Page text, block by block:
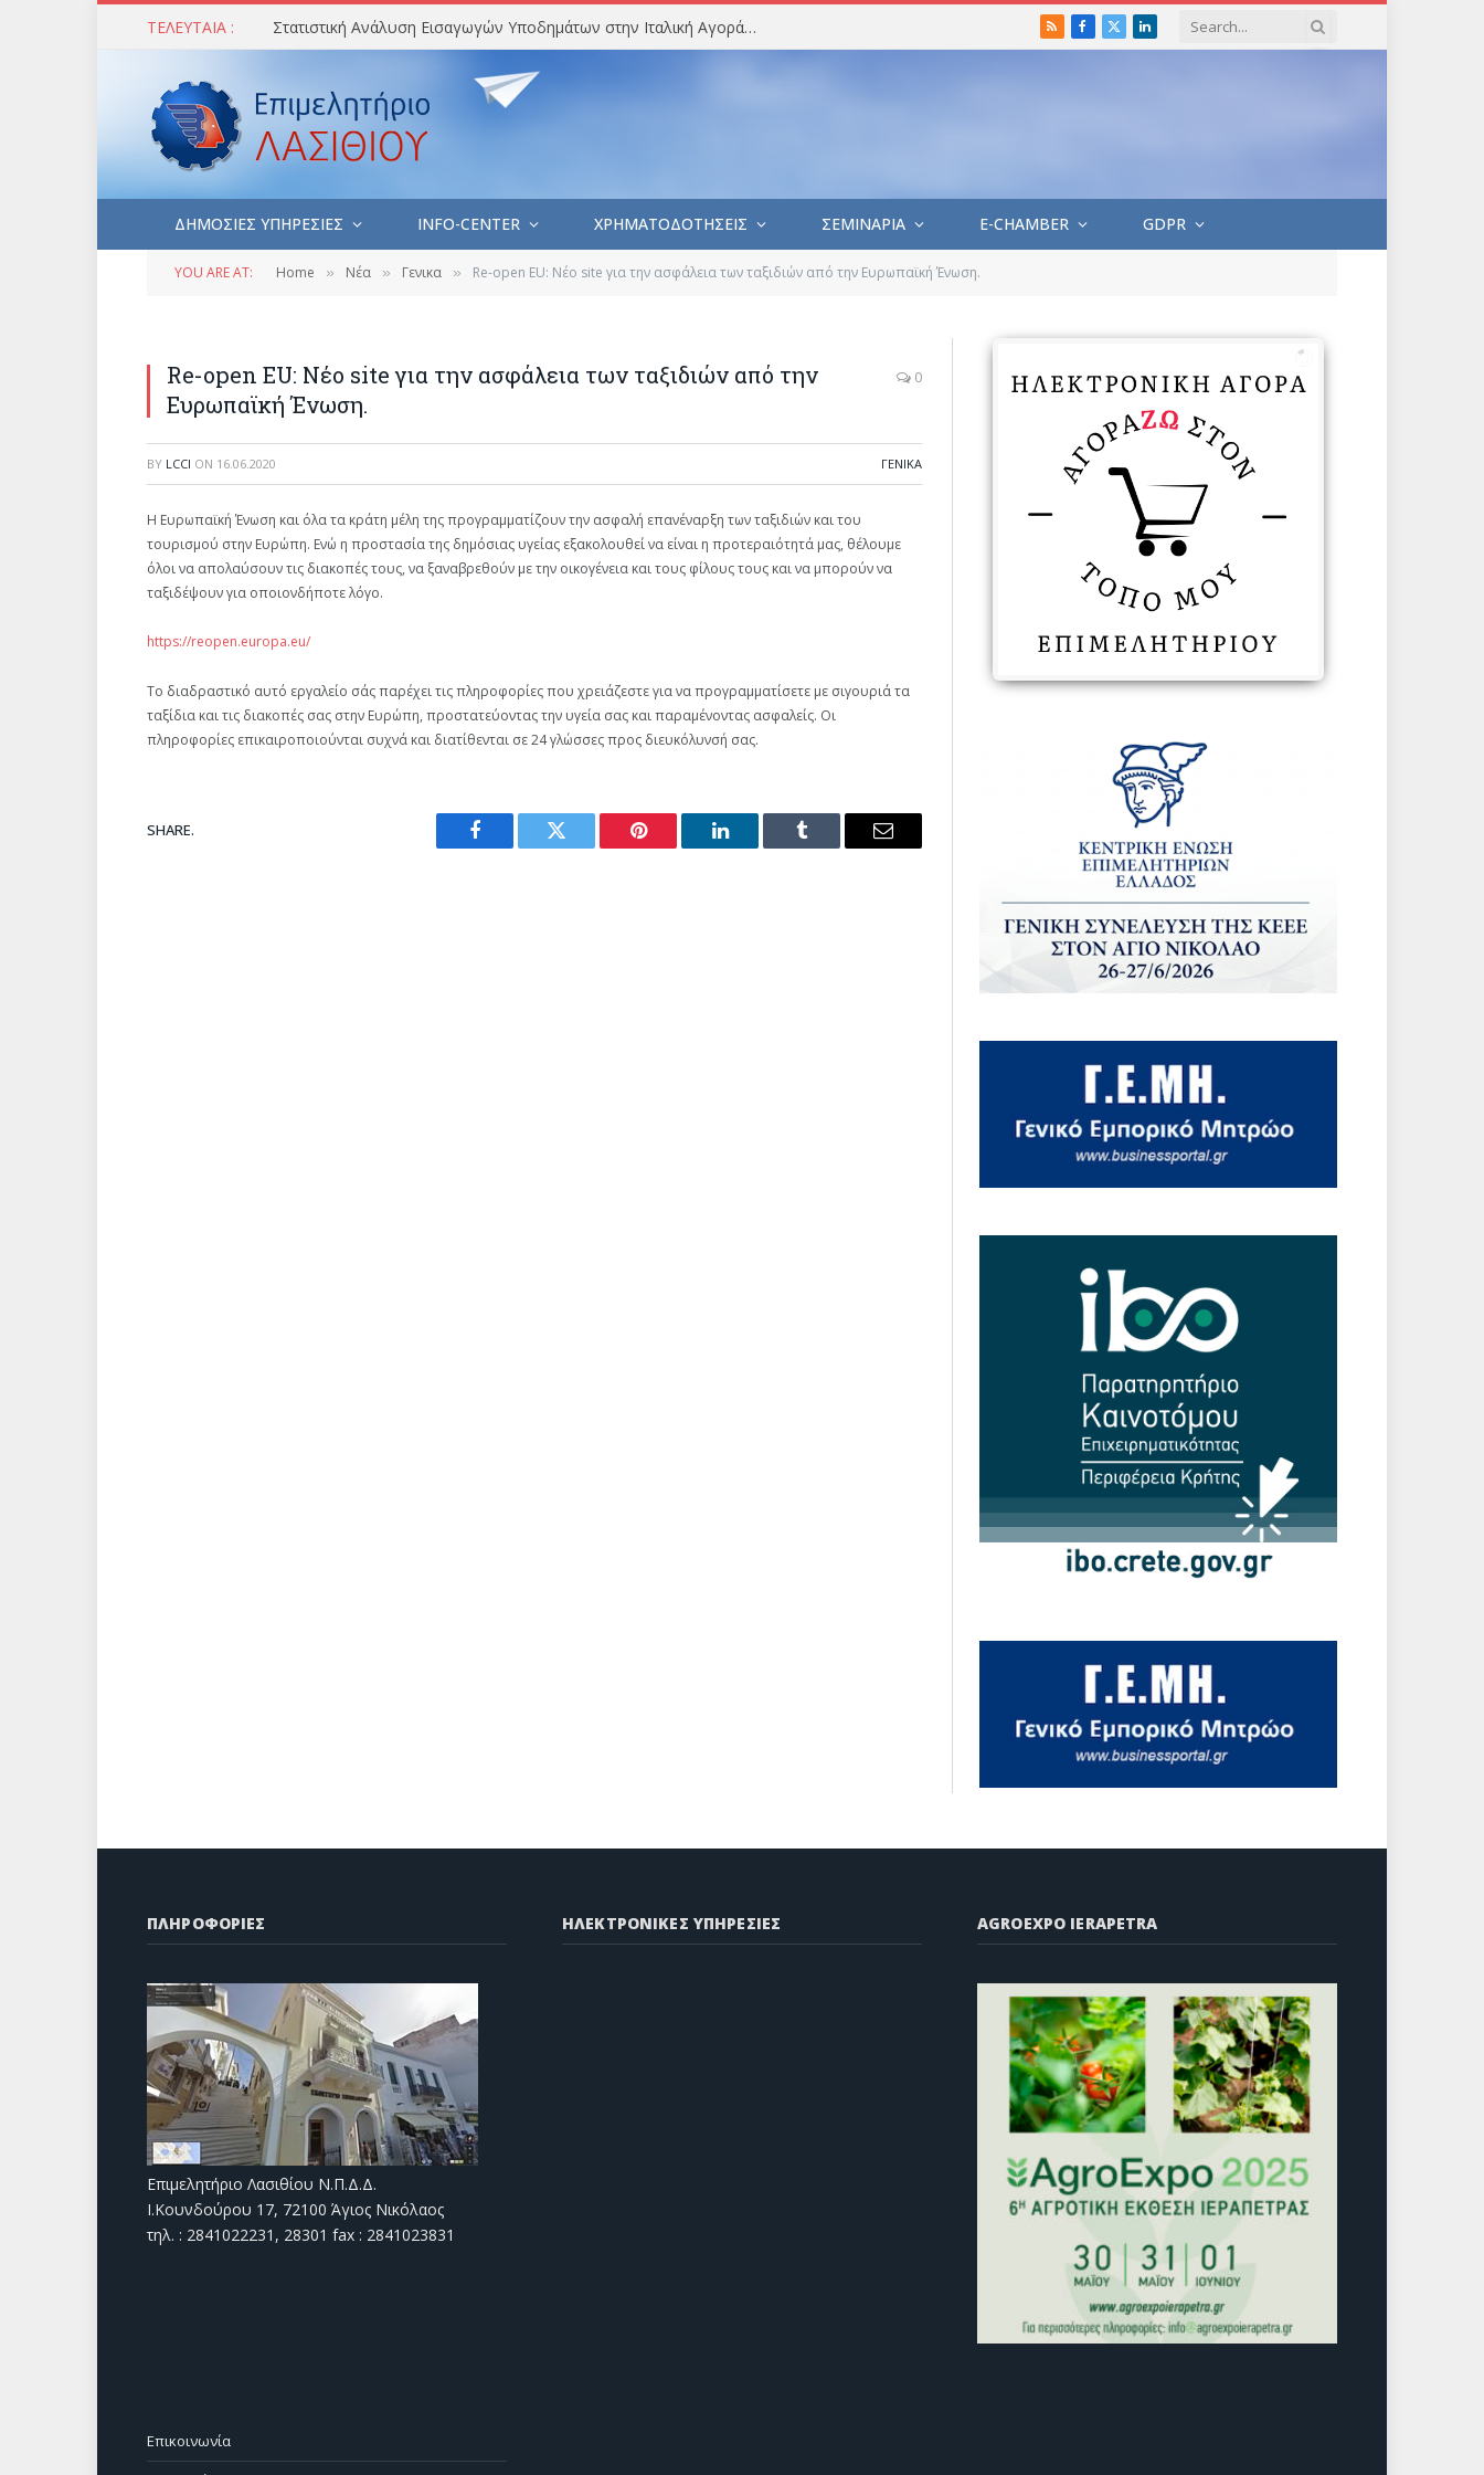
ΤΕΛΕΥΤΑΙΑ : Στατιστική Ανάλυση Εισαγωγών Υποδημάτων στην Ιταλική Αγορά (Ιούλιος 2026) RSSFacebook
X
LinkedIn
ΔΗΜΟΣΙΕΣ ΥΠΗΡΕΣΙΕΣ INFO-CENTER ΧΡΗΜΑΤΟΔΟΤΗΣΕΙΣ ΣΕΜΙΝΑΡΙΑ E-CHAMBER GDPR
YOU ARE AT: Home » Νέα » Γενικα » Re-open EU: Νέο site για την ασφάλεια των ταξιδιών από την Ευρωπαϊκή Ένωση.
Re-open EU: Νέο site για την ασφάλεια των ταξιδιών από την
Ευρωπαϊκή Ένωση.
0
BY LCCI ON 16.06.2020 ΓΕΝΙΚΑ
Η Ευρωπαϊκή Ένωση και όλα τα κράτη μέλη της προγραμματίζουν την ασφαλή επανέναρξη των ταξιδιών και του
τουρισμού στην Ευρώπη. Ενώ η προστασία της δημόσιας υγείας εξακολουθεί να είναι η προτεραιότητά μας, θέλουμε
όλοι να απολαύσουν τις διακοπές τους, να ξαναβρεθούν με την οικογένεια και τους φίλους τους και να μπορούν να
ταξιδέψουν για οποιονδήποτε λόγο.
https://reopen.europa.eu/
Το διαδραστικό αυτό εργαλείο σάς παρέχει τις πληροφορίες που χρειάζεστε για να προγραμματίσετε με σιγουριά τα
ταξίδια και τις διακοπές σας στην Ευρώπη, προστατεύοντας την υγεία σας και παραμένοντας ασφαλείς. Οι
πληροφορίες επικαιροποιούνται συχνά και διατίθενται σε 24 γλώσσες προς διευκόλυνσή σας.
SHARE.
Facebook Twitter Pinterest LinkedIn Tumblr Email
ΠΛΗΡΟΦΟΡΙΕΣ
Επιμελητήριο Λασιθίου Ν.Π.Δ.Δ.
Ι.Κουνδούρου 17, 72100 Άγιος Νικόλαος
τηλ. : 2841022231, 28301 fax : 2841023831
ΗΛΕΚΤΡΟΝΙΚΕΣ ΥΠΗΡΕΣΙΕΣ AGROEXPO IERAPETRA
Επικοινωνία